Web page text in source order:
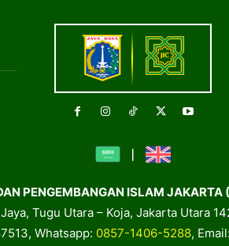
PENGEMBANGAN ISLAM
Tugu Utara – Koja, Jakarta Utara
Whatsapp: 0857-1406-5288, Email: